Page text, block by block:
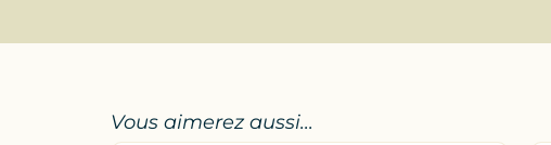
Vous aimerez aussi...